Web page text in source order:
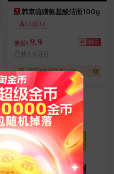
韩束硫磺氨基酸洁面100g
满43减34
券后¥ 9.9 券 34元
已售1.0万件
洗面奶热搜榜单TOP1